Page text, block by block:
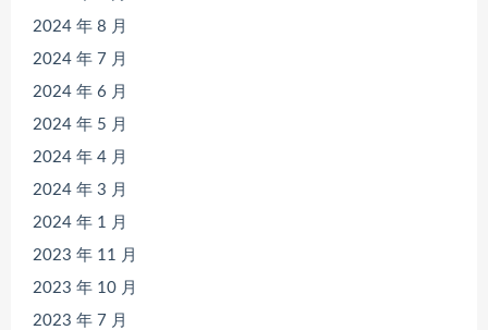
2024 年 8 月
2024 年 7 月
2024 年 6 月
2024 年 5 月
2024 年 4 月
2024 年 3 月
2024 年 1 月
2023 年 11 月
2023 年 10 月
2023 年 7 月